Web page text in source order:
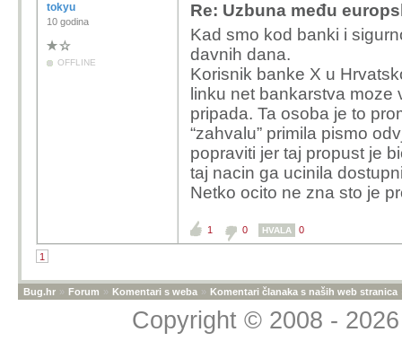
tokyu
10 godina
OFFLINE
Re: Uzbuna među
Kad smo kod banki i
davnih dana.
Korisnik banke X u
linku net bankarstva
pripada. Ta osoba je to
“zahvalu” primila pismo
popraviti jer taj propust je
taj nacin ga ucinila
Netko ocito ne zna sto je
1 0 HVALA 0
1
Bug.hr » Forum » Komentari s weba » Komentari članaka s naših web stranica
Copyright © 2008 -